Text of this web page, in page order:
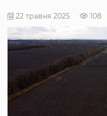
22 травня 2025 108